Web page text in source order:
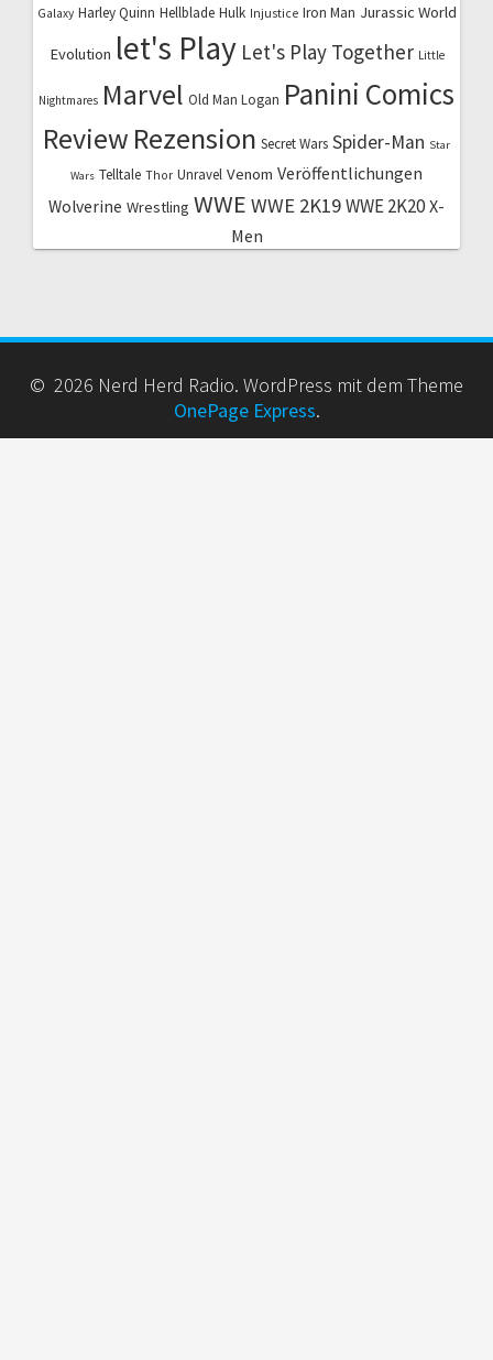
Galaxy Harley Quinn Hellblade Hulk Injustice Iron Man Jurassic World
Evolution let's Play Let's Play Together Little
Nightmares Marvel Old Man Logan Panini Comics
Review Rezension Secret Wars Spider-Man Star
Wars Telltale Thor Unravel Venom Veröffentlichungen
Wolverine Wrestling WWE WWE 2K19WWE 2K20 X-
Men
© 2026 Nerd Herd Radio. WordPress mit dem Theme
OnePage Express.